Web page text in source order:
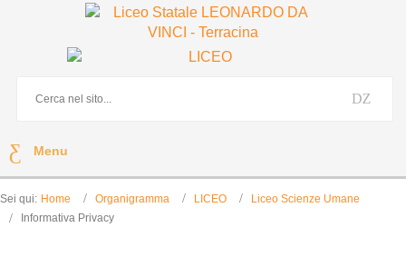
Menu
Sei qui: Home Organigramma LICEO
Liceo Scienze Umane
Informativa Privacy